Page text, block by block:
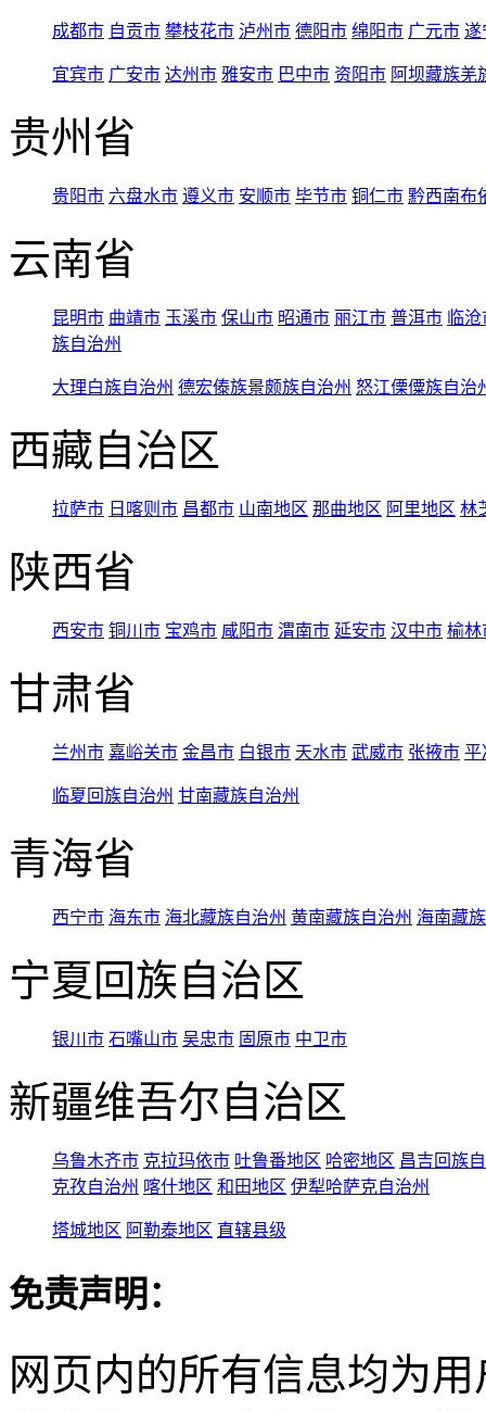
成都市 自贡市 攀枝花市 泸州市 德阳市 绵阳市 广元市 遂
宜宾市 广安市 达州市 雅安市 巴中市 资阳市 阿坝藏族羌
贵州省
贵阳市 六盘水市 遵义市 安顺市 毕节市 铜仁市 黔西南布
云南省
昆明市 曲靖市 玉溪市 保山市 昭通市 丽江市 普洱市 临
族自治州
大理白族自治州 德宏傣族景颇族自治州 怒江傈僳族自治
西藏自治区
拉萨市 日喀则市 昌都市 山南地区 那曲地区 阿里地区 林
陕西省
西安市 铜川市 宝鸡市 咸阳市 渭南市 延安市 汉中市 榆林
甘肃省
兰州市 嘉峪关市 金昌市 白银市 天水市 武威市 张掖市 平
临夏回族自治州 甘南藏族自治州
青海省
西宁市 海东市 海北藏族自治州 黄南藏族自治州 海南藏
宁夏回族自治区
银川市 石嘴山市 吴忠市 固原市 中卫市
新疆维吾尔自治区
乌鲁木齐市 克拉玛依市 吐鲁番地区 哈密地区 昌吉回族
克孜自治州 喀什地区 和田地区 伊犁哈萨克自治州
塔城地区 阿勒泰地区 直辖县级
免责声明：
网页内的所有信息均为